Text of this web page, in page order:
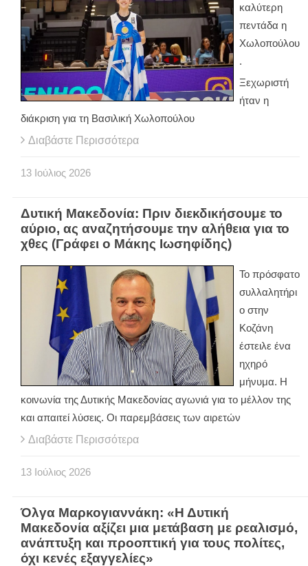
καλύτερη
πεντάδα η
Χωλοπούλου
.
Ξεχωριστή
ήταν η
διάκριση για τη Βασιλική Χωλοπούλου
Διαβάστε Περισσότερα
13 Ιούλιος 2026
Δυτική Μακεδονία: Πριν διεκδικήσουμε το
αύριο, ας αναζητήσουμε την αλήθεια για το
χθες (Γράφει ο Μάκης Ιωσηφίδης)
Το πρόσφατο
συλλαλητήρι
ο στην
Κοζάνη
έστειλε ένα
ηχηρό
μήνυμα. Η
κοινωνία της Δυτικής Μακεδονίας αγωνιά για το μέλλον της
και απαιτεί λύσεις. Οι παρεμβάσεις των αιρετών
Διαβάστε Περισσότερα
13 Ιούλιος 2026
Όλγα Μαρκογιαννάκη: «Η Δυτική
Μακεδονία αξίζει μια μετάβαση με ρεαλισμό,
ανάπτυξη και προοπτική για τους πολίτες,
όχι κενές εξαγγελίες»